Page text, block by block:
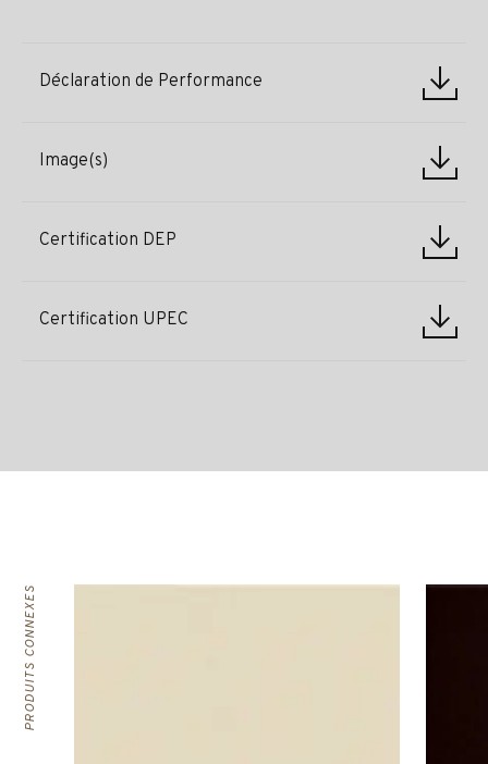
Déclaration de Performance
Image(s)
Certification DEP
Certification UPEC
PRODUITS CONNEXES